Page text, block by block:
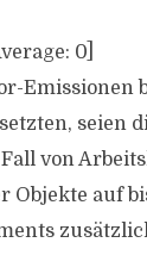
0
Emissionen
seien
von
Objekte auf